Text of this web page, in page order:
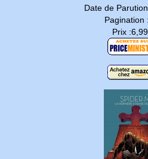
Date de
Pagination
Prix